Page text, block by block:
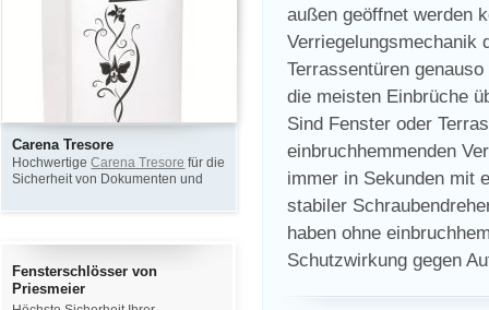
außen geöffnet werden
Verriegelungsmechanik
Terrassentüren
die meisten Einbrüche
Sind Fenster oder
einbruchhemmenden
immer in Sekunden mit
stabiler
haben ohne
Schutzwirkung gegen
Carena Tresore
HochwertigeCarena Tresore für die
Sicherheit von Dokumenten und
Alarmanlagen
Alarmsystememit
Kameraüberwachung für sichere
Fensterschlösser von
Priesmeier